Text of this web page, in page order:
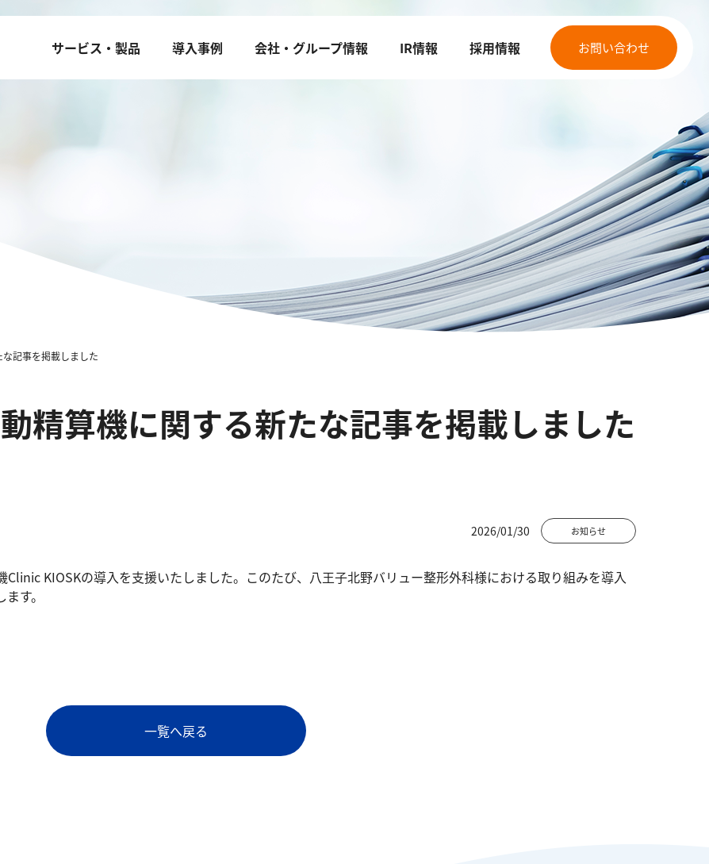
サービス・製品 導入事例 会社・グループ情報 IR情報 採用情報 お問い合わせ
記事を掲載しました
精算機に関する新たな記事を掲載しました
2026/01/30 お知らせ
KIOSKの導入を支援いたしました。このたび、八王子北野バリュー整形外科様における取り組みを導入
す。
一覧へ戻る